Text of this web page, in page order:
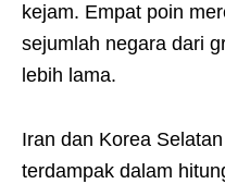
kejam. Empat poin
sejumlah negara dari
lebih lama.
Iran dan Korea
terdampak dalam